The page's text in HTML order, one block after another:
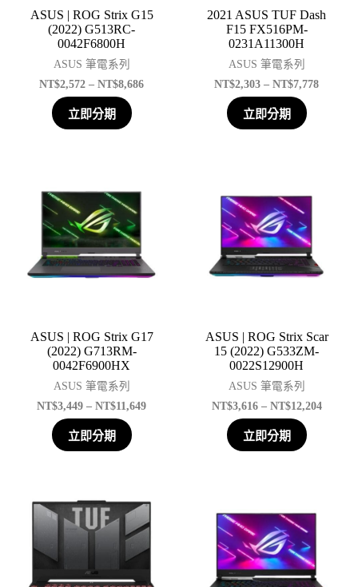
ASUS | ROG Strix G15
(2022) G513RC-
0042F6800H
ASUS 筆電系列
NT$2,572 – NT$8,686
立即分期
2021 ASUS TUF Dash
F15 FX516PM-
0231A11300H
ASUS 筆電系列
NT$2,303 – NT$7,778
立即分期
ASUS | ROG Strix G17
(2022) G713RM-
0042F6900HX
ASUS 筆電系列
NT$3,449 – NT$11,649
立即分期
ASUS | ROG Strix Scar
15 (2022) G533ZM-
0022S12900H
ASUS 筆電系列
NT$3,616 – NT$12,204
立即分期